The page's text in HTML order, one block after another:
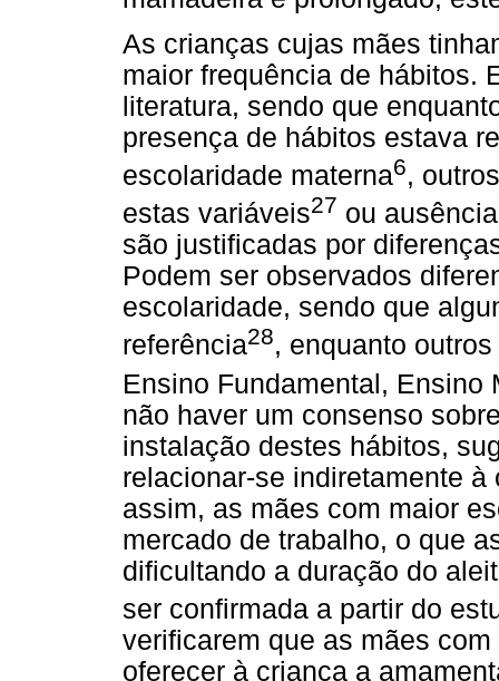
As crianças cujas mães
maior frequência de hábitos.
literatura, sendo que
presença de hábitos estava
escolaridade materna6,
estas variáveis27 ou
são justificadas por
Podem ser observados
escolaridade, sendo que
referência28, enquanto
Ensino Fundamental, Ensino
não haver um consenso
instalação destes hábitos,
relacionar-se indiretamente
assim, as mães com maior
mercado de trabalho, o que
dificultando a duração do
ser confirmada a partir do
verificarem que as mães
oferecer à criança a